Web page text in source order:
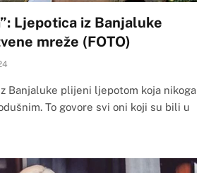
Ljepotica iz Banjaluke
mreže (FOTO)
Banjaluke plijeni ljepotom koja nikoga
To govore svi oni koji su bili u